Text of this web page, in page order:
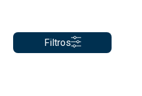
Filtros